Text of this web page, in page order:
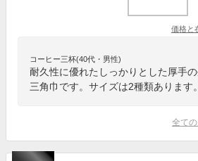
価格と
コーヒー三杯(40代・男性)
耐久性に優れたしっかりとした厚手
三角巾です。サイズは2種類あります。
全て